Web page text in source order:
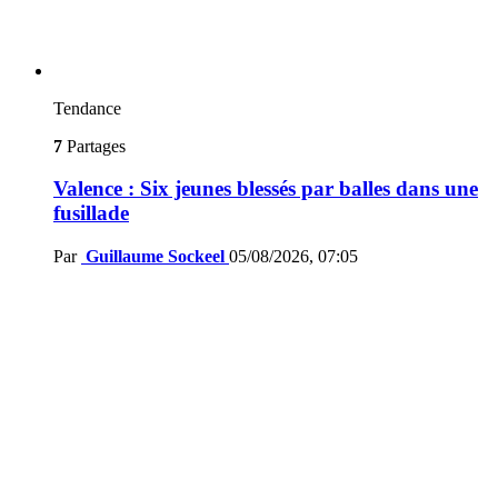
Tendance
7 Partages
Valence : Six jeunes blessés par balles dans une
fusillade
Par Guillaume Sockeel 05/08/2026, 07:05